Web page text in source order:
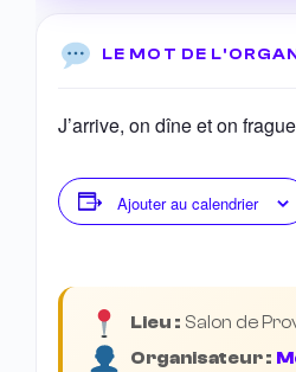
LE MOT DE
J’arrive, on dîne et on
Ajouter au calendrier
Lieu : Salon de
Organisateur :